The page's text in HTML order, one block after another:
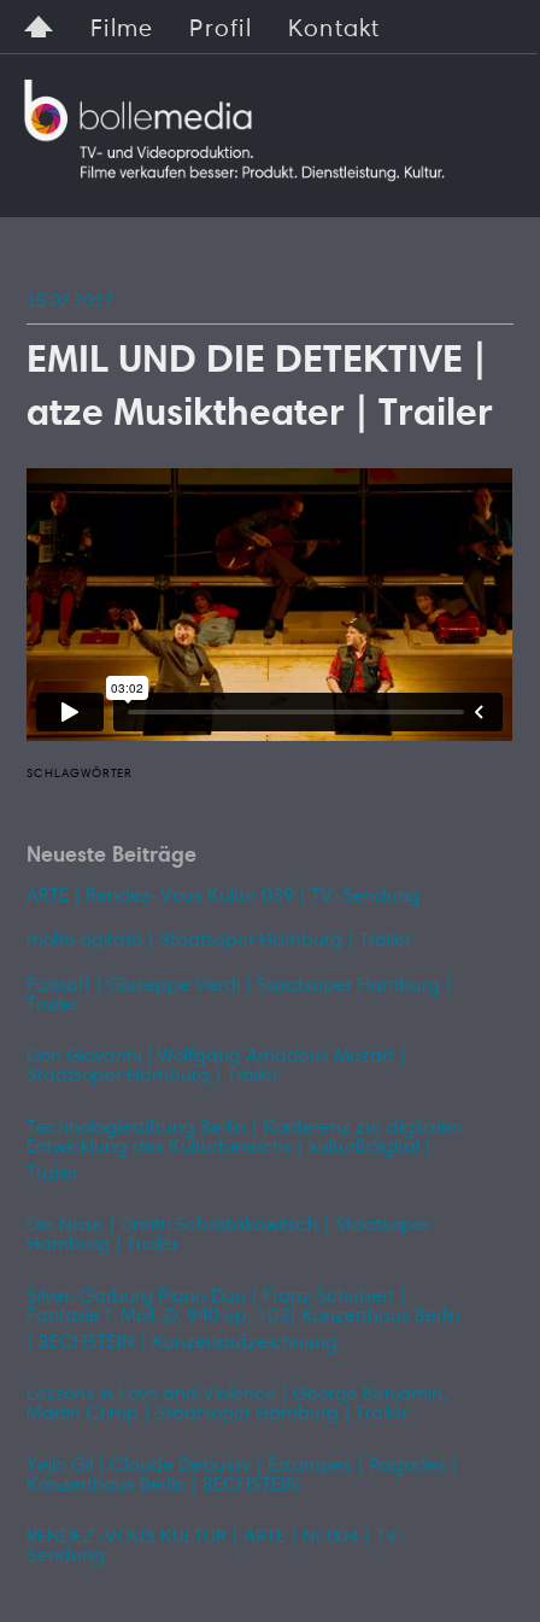
Filme Profil Kontakt
15.02.2017
EMIL UND DIE DETEKTIVE |
atze Musiktheater | Trailer
SCHLAGWÖRTER
Neueste Beiträge
ARTE | Rendez-Vous Kultur 039 | TV-Sendung
molto agitato | Staatsoper Hamburg | Trailer
Falstaff | Giuseppe Verdi | Staatsoper Hamburg |
Trailer
Don Giovanni | Wolfgang Amadeus Mozart |
Staatsoper Hamburg | Trailer
Technologiestiftung Berlin | Konferenz zur digitalen
Entwicklung des Kulturbereichs | kulturBdigital |
Trailer
Die Nase | Dmitri Schostakowitsch | Staatsoper
Hamburg | Trailer
Silver-Garburg Piano Duo | Franz Schubert |
Fantasie f-Moll, D. 940 op. 103| Konzerthaus Berlin
| BECHSTEIN | Konzertaufzeichnung
Lessons in Love and Violence | George Benjamin,
Martin Crimp | Staatsoper Hamburg | Trailer
Yejin Gil | Claude Debussy | Estampes | Pagodes |
Konzerthaus Berlin | BECHSTEIN
RENDEZ-VOUS KULTUR | ARTE | Nr 004 | TV-
Sendung